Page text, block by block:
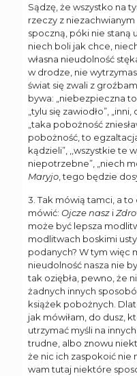
Sądzę, że wszystko na
rzeczy z
spoczną, póki nie staną
niech boli jak chce,
własna nieudolność
w drodze, nie
świat się zwali z
bywa: „niebezpieczna to
„tylu się zawiodło”,
„taka pobożność
pobożność, to
kądzieli”, ,,wszystkie te
niepotrzebne”, „niech
Maryjo, tego będzie
3. Tak mówią tamci, a
mówić: Ojcze naszi
może być lepsza
modlitwach boskimi
podanych? W tym więc
nieudolność nasza nie
tak oziębła, pewno, że
żadnych innych
książek pobożnych.
jak mówiłam, do dusz,
utrzymać myśli na
trudne, albo znowu
że nic ich zaspokoić nie
wam tutaj niektóre